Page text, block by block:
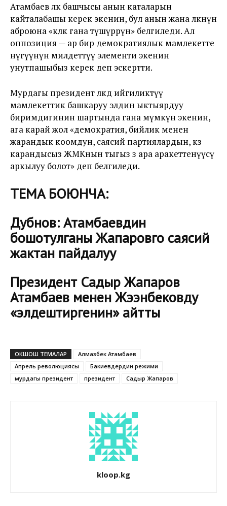
Атамбаев өлкө башчысы анын каталарын
кайталабашы керек экенин, бул анын жана өлкөнүн
аброюна «көлөкө гана түшүрөрүн» белгиледи. Ал
оппозиция — ар бир демократиялык мамлекетте
өнүгүүнүн милдеттүү элементи экенин
унутпашыбыз керек деп эскертти.
Мурдагы президент өлкөдө ийгиликтүү
мамлекеттик башкаруу элдин ыктыярдуу
биримдигинин шартында гана мүмкүн экенин,
ага карай жол «демократия, бийлик менен
жарандык коомдун, саясий партиялардын, көз
карандысыз ЖМКнын тыгыз өз ара аракеттенүүсү
аркылуу болот» деп белгиледи.
ТЕМА БОЮНЧА:
Дубнов: Атамбаевдин
бошотулганы Жапаровго саясий
жактан пайдалуу
Президент Садыр Жапаров
Атамбаев менен Жээнбековду
«элдештиргенин» айтты
ОКШОШ ТЕМАЛАР
Алмазбек Атамбаев
Апрель революциясы
Бакиевдердин режими
мурдагы президент
президент Садыр Жапаров
kloop.kg